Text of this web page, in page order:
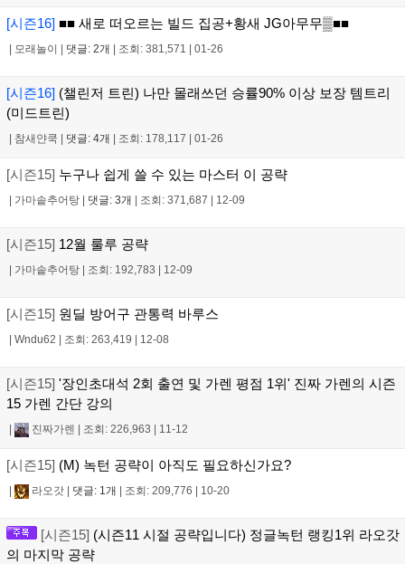
[시즌16] ■■ 새로 떠오르는 빌드 집공+황새 JG아무무▒■■
모래놀이 댓글: 2개 조회: 381,571 01-26
[시즌16] (챌린저 트린) 나만 몰래쓰던 승률90% 이상 보장 템트리
(미드트린)
참새얀쿡 댓글: 4개 조회: 178,117 01-26
[시즌15] 누구나 쉽게 쓸 수 있는 마스터 이 공략
가마솥추어탕 댓글: 3개 조회: 371,687 12-09
[시즌15] 12월 룰루 공략
가마솥추어탕 조회: 192,783 12-09
[시즌15] 원딜 방어구 관통력 바루스
Wndu62 조회: 263,419 12-08
[시즌15] '장인초대석 2회 출연 및 가렌 평점 1위' 진짜 가렌의 시즌
15 가렌 간단 강의
진짜가렌 조회: 226,963 11-12
[시즌15] (M) 녹턴 공략이 아직도 필요하신가요?
라오갓 댓글: 1개 조회: 209,776 10-20
[시즌15] (시즌11 시절 공략입니다) 정글녹턴 랭킹1위 라오갓
의 마지막 공략